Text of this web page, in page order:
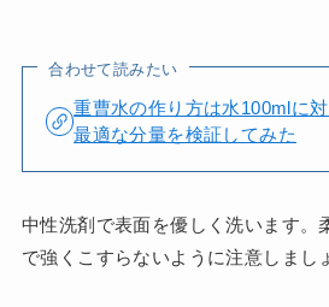
合わせて読みたい
重曹水の作り方は水100mlに
最適な分量を検証してみた
中性洗剤で表面を優しく洗います。
で強くこすらないように注意しまし